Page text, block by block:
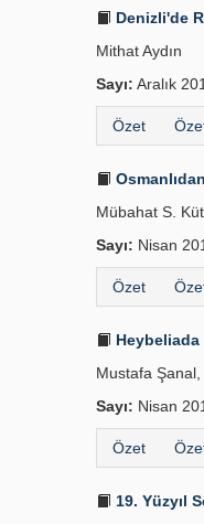
Denizli'de
Mithat Aydın
Sayı: Aralık
Özet
Mübahat S.
Sayı: Nisan
Özet
Mustafa
Sayı: Nisan
Özet
19. Yüzyıl